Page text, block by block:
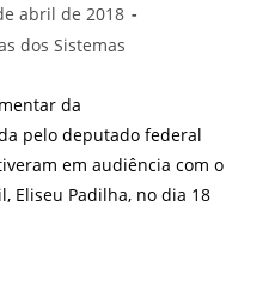
abril de 2018
dos Sistemas
da
pelo deputado federal
em audiência com o
Eliseu Padilha, no dia 18